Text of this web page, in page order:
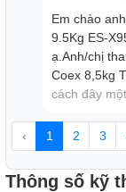
Em chào
9.5Kg ES-
ạ.Anh/chị
Coex 8,5kg
cách đây
‹ 1 2 3
Thông số kỹ